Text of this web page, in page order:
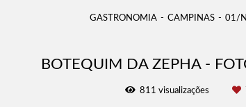
GASTRONOMIA CAMPINAS 01/
BOTEQUIM DA ZEPHA -
811 visualizações